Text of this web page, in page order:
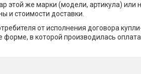
этой же марки (модели, артикула) или
и стоимости доставки.
от исполнения договора
в которой производилась оплата